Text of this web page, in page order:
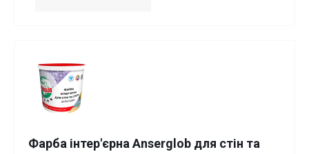
Фарба інтер'єрна Anserglob для стін та